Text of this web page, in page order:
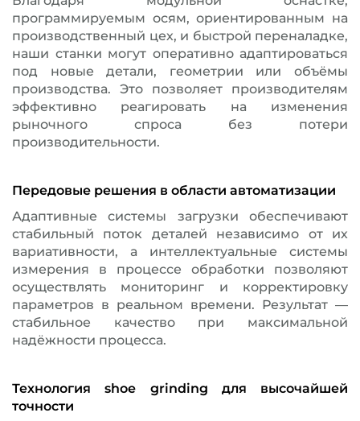
программируемым осям, ориентированным на
производственный цех, и быстрой переналадке,
наши станки могут оперативно адаптироваться
под новые детали, геометрии или объёмы
производства. Это позволяет производителям
эффективно реагировать на изменения
рыночного спроса без потери
производительности.
Передовые решения в области автоматизации
Адаптивные системы загрузки обеспечивают
стабильный поток деталей независимо от их
вариативности, а интеллектуальные системы
измерения в процессе обработки позволяют
осуществлять мониторинг и корректировку
параметров в реальном времени. Результат —
стабильное качество при максимальной
надёжности процесса.
Технология shoe grinding для высочайшей
точности